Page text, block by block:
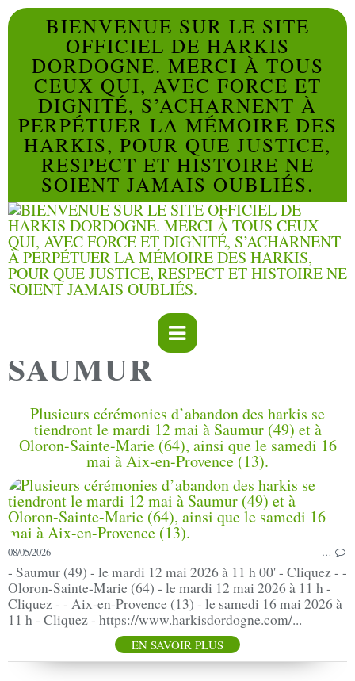
BIENVENUE SUR LE SITE
OFFICIEL DE HARKIS
DORDOGNE. MERCI À TOUS
CEUX QUI, AVEC FORCE ET
DIGNITÉ, S’ACHARNENT À
PERPÉTUER LA MÉMOIRE DES
HARKIS, POUR QUE JUSTICE,
RESPECT ET HISTOIRE NE
SOIENT JAMAIS OUBLIÉS.
SAUMUR
Plusieurs cérémonies d’abandon des harkis se
tiendront le mardi 12 mai à Saumur (49) et à
Oloron-Sainte-Marie (64), ainsi que le samedi 16
mai à Aix-en-Provence (13).
08/05/2026 …
- Saumur (49) - le mardi 12 mai 2026 à 11 h 00' - Cliquez - -
Oloron-Sainte-Marie (64) - le mardi 12 mai 2026 à 11 h -
Cliquez - - Aix-en-Provence (13) - le samedi 16 mai 2026 à
11 h - Cliquez - https://www.harkisdordogne.com/...
EN SAVOIR PLUS